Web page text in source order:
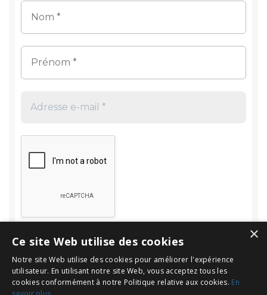
×
Ce site Web utilise des cookies
Notre site Web utilise des cookies pour améliorer l'expérience
utilisateur. En utilisant notre site Web, vous acceptez tous les
cookies conformément à notre Politique relative aux cookies. En